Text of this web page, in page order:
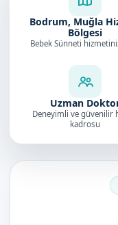
Bodrum, Muğla
Bölgesi
Bebek Sünneti
Uzman
Deneyimli ve güvenilir
kadrosu
Doktorumuz